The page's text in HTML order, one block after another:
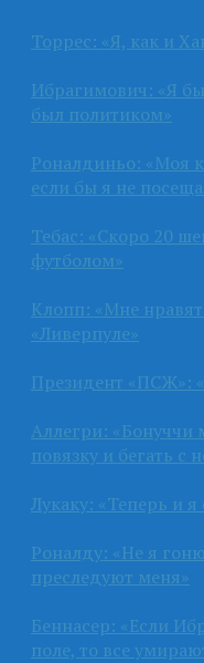
Торрес: «Я, как и
Ибрагимович: «Я
был политиком»
Роналдиньо: «Моя
если бы я не
Тебас: «Скоро 20
футболом»
Клопп: «Мне
«Ливерпуле»
Президент «ПСЖ»:
Аллегри: «Бонуччи
повязку и бегать с
Лукаку: «Теперь и
Роналду: «Не я
преследуют меня»
Беннасер: «Если
поле, то все